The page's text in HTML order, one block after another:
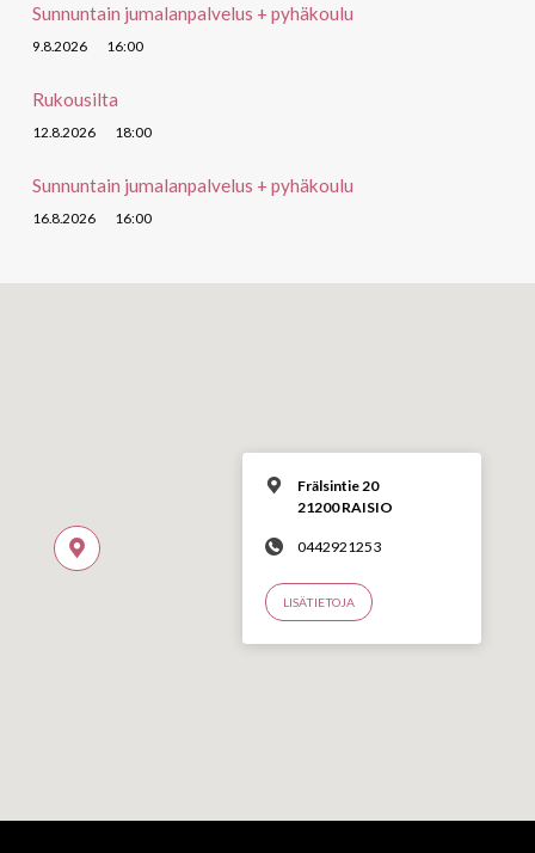
Sunnuntain jumalanpalvelus + pyhäkoulu
9.8.2026 16:00
Rukousilta
12.8.2026 18:00
Sunnuntain jumalanpalvelus + pyhäkoulu
16.8.2026 16:00
Frälsintie 20
21200 RAISIO
0442921253
LISÄTIETOJA